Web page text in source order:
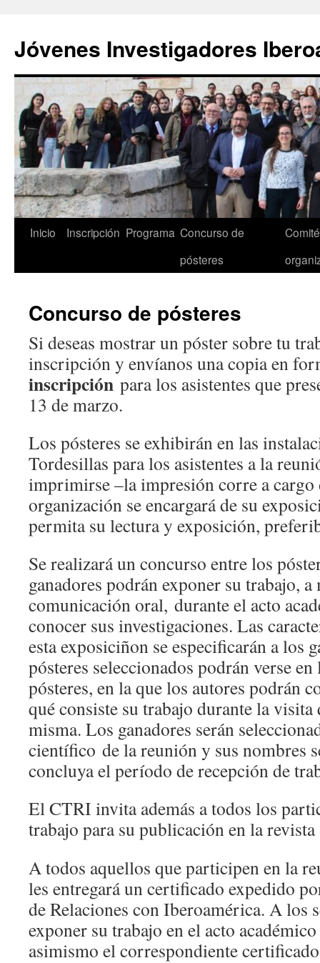
contenido
Jóvenes Investigadores
Inicio Inscripción Programa Concurso de
pósteres
Concurso de pósteres
Si deseas mostrar un póster sobre tu
inscripción y envíanos una copia en
inscripción para los asistentes que
13 de marzo.
Los pósteres se exhibirán en las
Tordesillas para los asistentes a la
imprimirse –la impresión corre a cargo
organización se encargará de su
permita su lectura y exposición,
Se realizará un concurso entre los
ganadores podrán exponer su trabajo, a
comunicación oral, durante el acto
conocer sus investigaciones. Las
esta exposiciñon se especificarán a los
pósteres seleccionados podrán verse
pósteres, en la que los autores podrán
qué consiste su trabajo durante la visita
misma. Los ganadores serán
científico de la reunión y sus nombres
concluya el período de recepción de
El CTRI invita además a todos los
trabajo para su publicación en la
A todos aquellos que participen en la
les entregará un certificado expedido
de Relaciones con Iberoamérica. A los
exponer su trabajo en el acto
asimismo el correspondiente